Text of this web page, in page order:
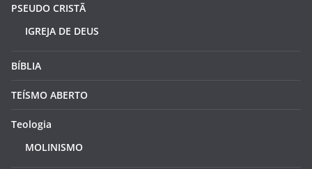
PSEUDO CRISTÃ
IGREJA DE DEUS
BÍBLIA
TEÍSMO ABERTO
Teologia
MOLINISMO